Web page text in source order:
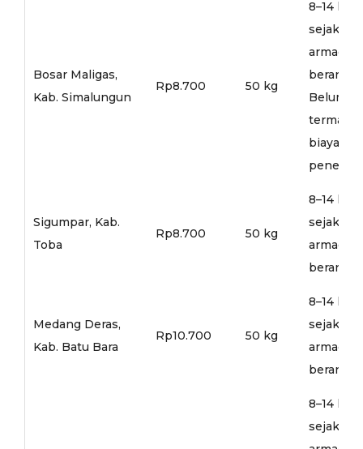
Bosar Maligas,
Kab. Simalungun
Rp8.700 50 kg
8–14 hari
sejak
armada
Belum
biaya
Sigumpar, Kab.
Toba
Rp8.700 50 kg
8–14 hari
sejak
armada
Medang Deras,
Kab. Batu Bara
Rp10.700 50 kg
8–14 hari
sejak
armada
8–14 hari
sejak